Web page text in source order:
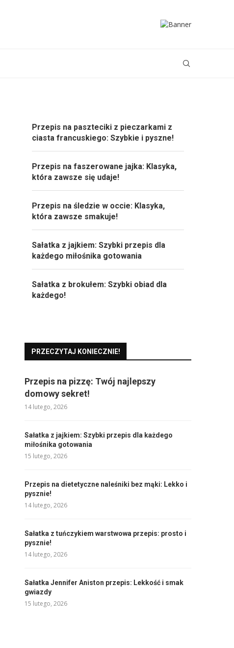
Przepis na paszteciki z pieczarkami z
ciasta francuskiego: Szybkie i pyszne!
Przepis na faszerowane jajka: Klasyka,
która zawsze się udaje!
Przepis na śledzie w occie: Klasyka,
która zawsze smakuje!
Sałatka z jajkiem: Szybki przepis dla
każdego miłośnika gotowania
Sałatka z brokułem: Szybki obiad dla
każdego!
PRZECZYTAJ KONIECZNIE!
Przepis na pizzę: Twój najlepszy
domowy sekret!
14 lutego, 2026
Sałatka z jajkiem: Szybki przepis dla każdego
miłośnika gotowania
15 lutego, 2026
Przepis na dietetyczne naleśniki bez mąki: Lekko i
pysznie!
14 lutego, 2026
Sałatka z tuńczykiem warstwowa przepis: prosto i
pysznie!
14 lutego, 2026
Sałatka Jennifer Aniston przepis: Lekkość i smak
gwiazdy
15 lutego, 2026